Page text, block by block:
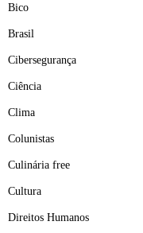
Bico
Brasil
Cibersegurança
Ciência
Clima
Colunistas
Culinária free
Cultura
Direitos Humanos